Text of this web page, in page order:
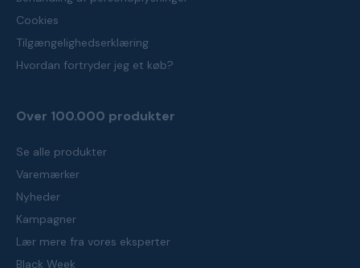
Cookies
Tilgængelighedserklæring
Hvordan fortryder jeg et køb?
Over 100.000 produkter
Se alle produkter
Varemærker
Nyheder
Kampagner
Lær mere fra vores eksperter
Black Week